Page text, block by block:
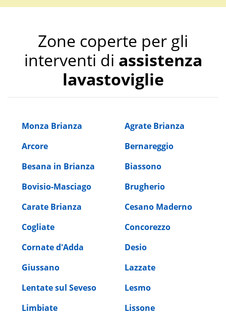
Zone coperte per gli
interventi di assistenza
lavastoviglie
Monza Brianza
Agrate Brianza
Arcore
Bernareggio
Besana in Brianza
Biassono
Bovisio-Masciago
Brugherio
Carate Brianza
Cesano Maderno
Cogliate
Concorezzo
Cornate d'Adda
Desio
Giussano
Lazzate
Lentate sul Seveso
Lesmo
Limbiate
Lissone